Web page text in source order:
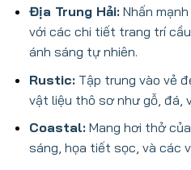
Địa Trung Hải:Nhấn
với các chi tiết trang trí
ánh sáng tự nhiên.
Rustic:Tập trung vào vẻ
vật liệu thô sơ như gỗ, đá,
Coastal:Mang hơi thở
sáng, họa tiết sọc, và các